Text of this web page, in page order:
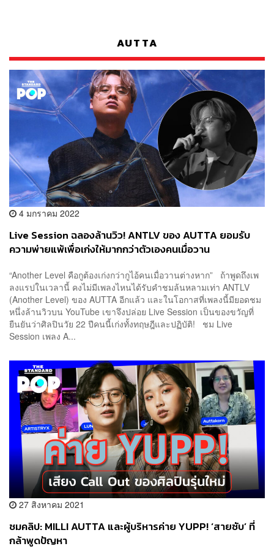
AUTTA
4 มกราคม 2022
Live Session ฉลองล้านวิว! ANTLV ของ AUTTA ยอมรับ
ความพ่ายแพ้เพื่อเก่งให้มากกว่าตัวเองคนเมื่อวาน
“Another Level คือกูต้องเก่งกว่ากูไอ้คนเมื่อวานต่างหาก” ถ้าพูดถึงเพ
ลงแรปในเวลานี้ คงไม่มีเพลงไหนได้รับคำชมล้นหลามเท่า ANTLV
(Another Level) ของ AUTTA อีกแล้ว และในโอกาสที่เพลงนี้มียอดชม
หนึ่งล้านวิวบน YouTube เขาจึงปล่อย Live Session เป็นของขวัญที่
ยืนยันว่าศิลปินวัย 22 ปีคนนี้เก่งทั้งทฤษฎีและปฏิบัติ! ชม Live
Session เพลง A...
27 สิงหาคม 2021
ชมคลิป: MILLI AUTTA และผู้บริหารค่าย YUPP! ‘สายซับ’ ที่
กล้าพูดปัญหา